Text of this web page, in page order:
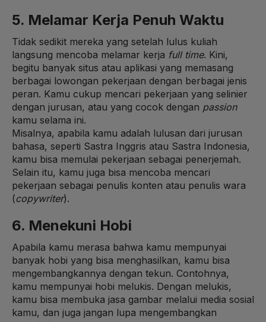
5. Melamar Kerja Penuh Waktu
Tidak sedikit mereka yang setelah lulus kuliah
langsung mencoba melamar kerja full time. Kini,
begitu banyak situs atau aplikasi yang memasang
berbagai lowongan pekerjaan dengan berbagai jenis
peran. Kamu cukup mencari pekerjaan yang selinier
dengan jurusan, atau yang cocok dengan passion
kamu selama ini.
Misalnya, apabila kamu adalah lulusan dari jurusan
bahasa, seperti Sastra Inggris atau Sastra Indonesia,
kamu bisa memulai pekerjaan sebagai penerjemah.
Selain itu, kamu juga bisa mencoba mencari
pekerjaan sebagai penulis konten atau penulis wara
(copywriter).
6. Menekuni Hobi
Apabila kamu merasa bahwa kamu mempunyai
banyak hobi yang bisa menghasilkan, kamu bisa
mengembangkannya dengan tekun. Contohnya,
kamu mempunyai hobi melukis. Dengan melukis,
kamu bisa membuka jasa gambar melalui media sosial
kamu, dan juga jangan lupa mengembangkan